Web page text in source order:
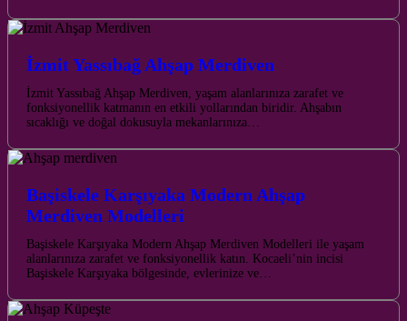
İzmit Yassıbağ Ahşap Merdiven
İzmit Yassıbağ Ahşap Merdiven, yaşam alanlarınıza zarafet ve
fonksiyonellik katmanın en etkili yollarından biridir. Ahşabın
sıcaklığı ve doğal dokusuyla mekanlarınıza…
Başiskele Karşıyaka Modern Ahşap
Merdiven Modelleri
Başiskele Karşıyaka Modern Ahşap Merdiven Modelleri ile yaşam
alanlarınıza zarafet ve fonksiyonellik katın. Kocaeli’nin incisi
Başiskele Karşıyaka bölgesinde, evlerinize ve…